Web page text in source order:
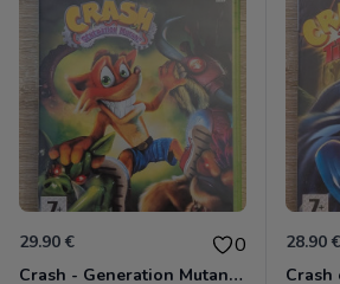
29.90 € 0
Crash - Generation Mutant Xbox 360
28.90 €